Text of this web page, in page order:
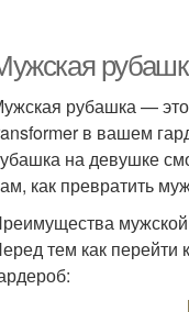
рубашка —
в вашем
на девушке
как превратить
тем как перейти